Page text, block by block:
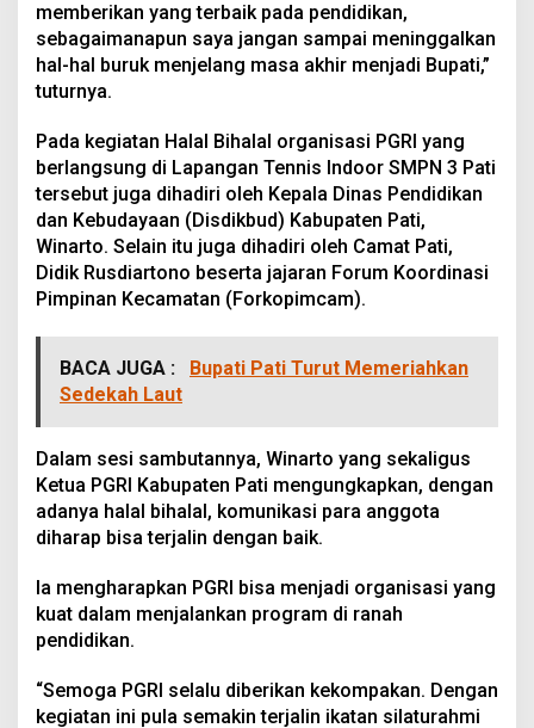
memberikan yang terbaik pada pendidikan,
sebagaimanapun saya jangan sampai meninggalkan
hal-hal buruk menjelang masa akhir menjadi Bupati,”
tuturnya.
Pada kegiatan Halal Bihalal organisasi PGRI yang
berlangsung di Lapangan Tennis Indoor SMPN 3 Pati
tersebut juga dihadiri oleh Kepala Dinas Pendidikan
dan Kebudayaan (Disdikbud) Kabupaten Pati,
Winarto. Selain itu juga dihadiri oleh Camat Pati,
Didik Rusdiartono beserta jajaran Forum Koordinasi
Pimpinan Kecamatan (Forkopimcam).
BACA JUGA :
Bupati Pati Turut Memeriahkan
Sedekah Laut
Dalam sesi sambutannya, Winarto yang sekaligus
Ketua PGRI Kabupaten Pati mengungkapkan, dengan
adanya halal bihalal, komunikasi para anggota
diharap bisa terjalin dengan baik.
Ia mengharapkan PGRI bisa menjadi organisasi yang
kuat dalam menjalankan program di ranah
pendidikan.
“Semoga PGRI selalu diberikan kekompakan. Dengan
kegiatan ini pula semakin terjalin ikatan silaturahmi